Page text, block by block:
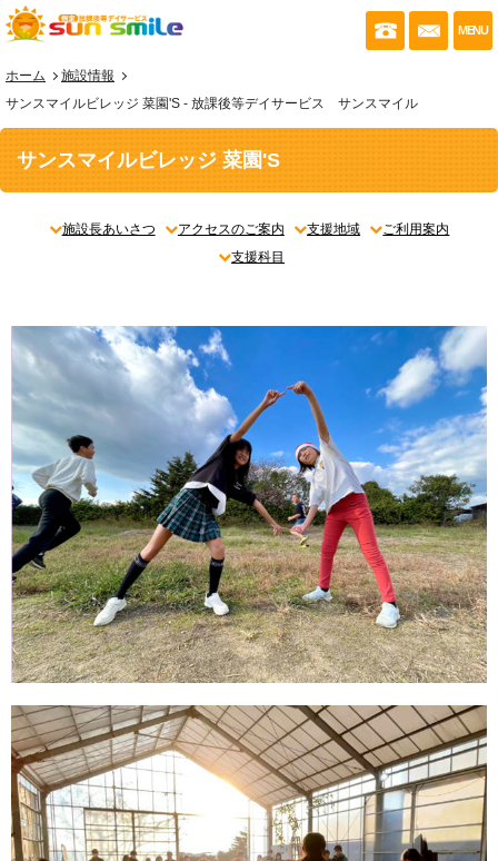
053-430-お問
MENU
ホーム
施設情報
サンスマイルビレッジ 菜園'S - 放課後等デイサービス サンスマイル
サンスマイルビレッジ 菜園'S
施設長あいさつ アクセスのご案内 支援地域
ご利用案内
支援科目